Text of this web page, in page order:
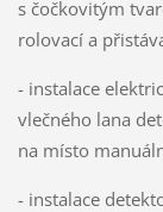
s čočkovitým
rolovací a
- instalace
vlečného lana
na místo
- instalace